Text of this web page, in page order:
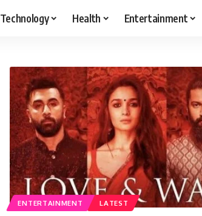
Technology Health Entertainment
ENTERTAINMENT LATEST